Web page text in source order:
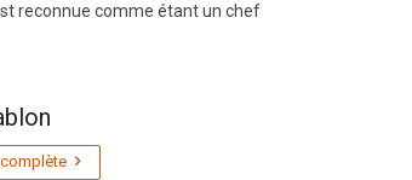
reconnue comme étant un chef